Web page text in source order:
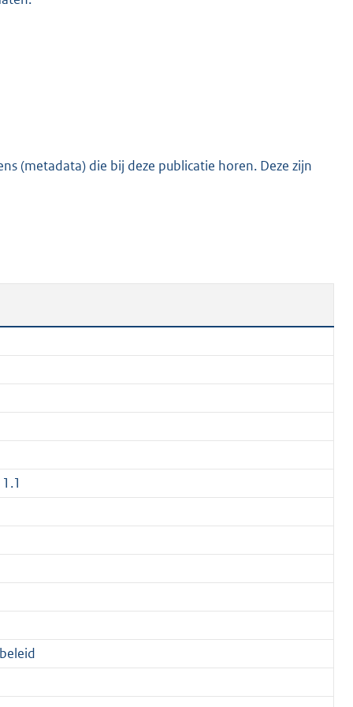
(metadata) die bij deze publicatie horen. Deze zijn